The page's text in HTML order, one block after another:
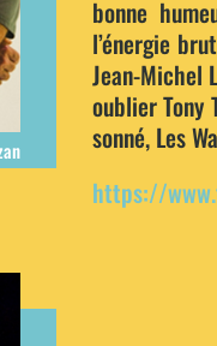
bonne
l’énergie
Jean-Michel
oublier Tony
sonné, Les
https://